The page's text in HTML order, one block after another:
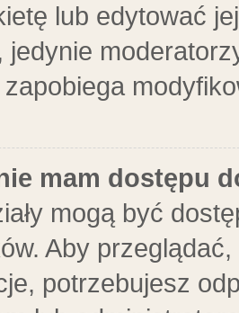
lub edytować
jedynie
zapobiega
mam dostępu
mogą być
Aby
potrzebujesz